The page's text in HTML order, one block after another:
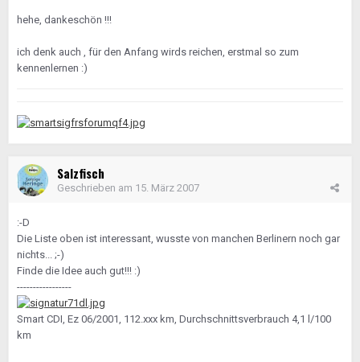
hehe, dankeschön !!!
ich denk auch , für den Anfang wirds reichen, erstmal so zum
kennenlernen :)
Salzfisch
Geschrieben am 15. März 2007
:-D
Die Liste oben ist interessant, wusste von manchen Berlinern noch gar
nichts... ;-)
Finde die Idee auch gut!!! :)
-----------------
Smart CDI, Ez 06/2001, 112.xxx km, Durchschnittsverbrauch 4,1 l/100
km